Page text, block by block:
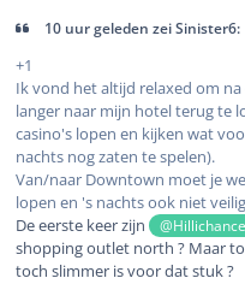
10 uur geleden zei Sinister6:
+1
Ik vond het altijd relaxed om
langer naar mijn hotel terug te
casino's lopen en kijken wat
nachts nog zaten te spelen).
Van/naar Downtown moet je
lopen en 's nachts ook niet
De eerste keer zijn
@Hillichance
shopping outlet north ? Maar
toch slimmer is voor dat stuk ?